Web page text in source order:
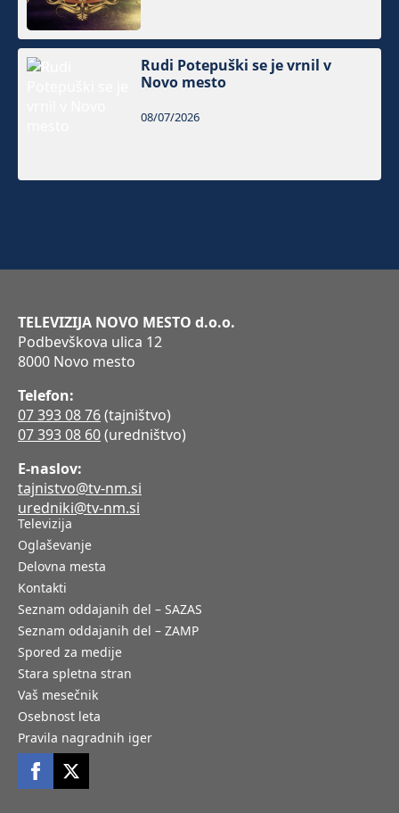
Rudi Potepuški se je vrnil v
Novo mesto
08/07/2026
TELEVIZIJA NOVO MESTO d.o.o.
Podbevškova ulica 12
8000 Novo mesto
Telefon:
07 393 08 76(tajništvo)
07 393 08 60(uredništvo)
E-naslov:
tajnistvo@tv-nm.si
uredniki@tv-nm.si
Televizija
Oglaševanje
Delovna mesta
Kontakti
Seznam oddajanih del – SAZAS
Seznam oddajanih del – ZAMP
Spored za medije
Stara spletna stran
Vaš mesečnik
Osebnost leta
Pravila nagradnih iger